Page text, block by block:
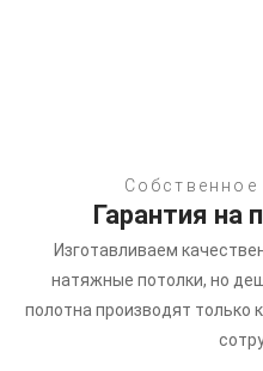
Гарантия на
Изготавливаем
натяжные потолки, но
полотна производят